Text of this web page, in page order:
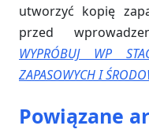
utworzyć kopię
przed
WYPRÓBUJ WP
ZAPASOWYCH I
Powiązane